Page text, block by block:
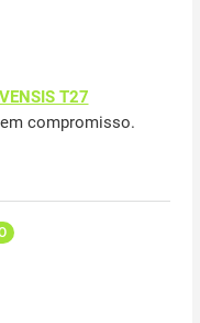
T27
compromisso.